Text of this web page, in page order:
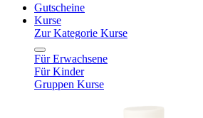
Gutscheine
Kurse
Zur Kategorie Kurse
Für Erwachsene
Für Kinder
Gruppen Kurse